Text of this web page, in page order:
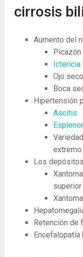
cirrosis
Aumento del
Ictericia
Ojo seco
Boca
Hipertensión
Ascitis
Los
Retención de
Encefalopatía